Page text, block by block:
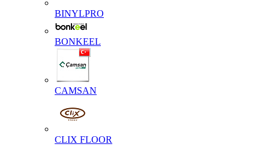
BINYLPRO
BONKEEL
CAMSAN
CLIX FLOOR